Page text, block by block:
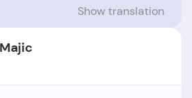
Show translation